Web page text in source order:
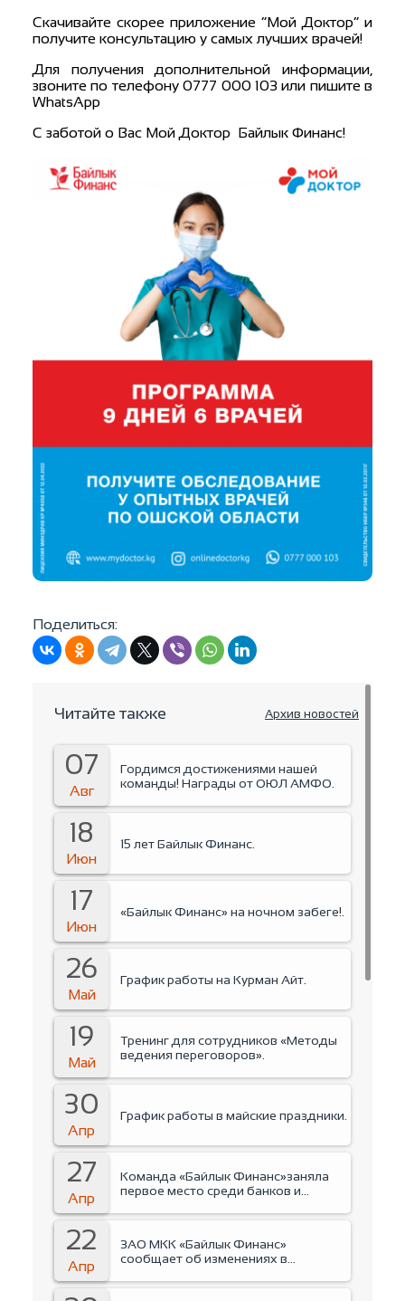
Скачивайте скорее приложение “Мой Доктор” и
получите консультацию у самых лучших врачей!
Для получения дополнительной информации,
звоните по телефону 0777 000 103 или пишите в
WhatsApp
С заботой о Вас Мой Доктор ️ Байлык Финанс!
Поделиться:
Читайте также Архив новостей
07
Авг
Гордимся достижениями нашей
команды! Награды от ОЮЛ АМФО.
18
Июн
15 лет Байлык Финанс.
17
Июн
«Байлык Финанс» на ночном забеге!.
26
Май
График работы на Курман Айт.
19
Май
Тренинг для сотрудников «Методы
ведения переговоров».
30
Апр
График работы в майские праздники.
27
Апр
Команда «Байлык Финанс»заняла
первое место среди банков и
Business run 2026.
22
Апр
ЗАО МКК «Байлык Финанс»
сообщает об изменениях в